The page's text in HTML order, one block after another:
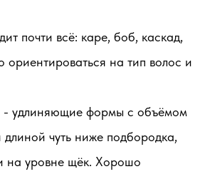
почти всё: каре, боб, каскад,
на тип волос и
- удлиняющие формы с объёмом
чуть ниже подбородка,
на уровне щёк. Хорошо